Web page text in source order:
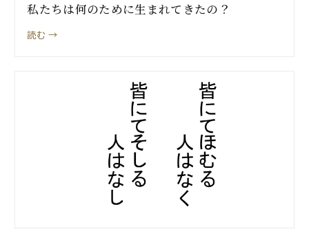
私たちは何のために生まれてきたの？
読む →